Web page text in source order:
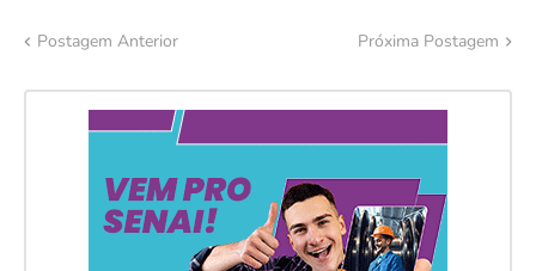
Postagem Anterior Próxima Postagem